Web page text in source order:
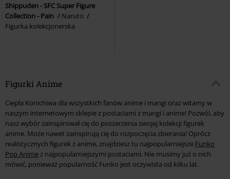
Shippuden - SFC Super Figure
Collection - Pain
Naruto
Figurka kolekcjonerska
Figurki Anime
Ciepła Konichiwa dla wszystkich fanów anime i mangi oraz witamy w
naszym internetowym sklepie z postaciami z mangi i anime! Pozwól, aby
nasz wybór zainspirował cię do poszerzenia swojej kolekcji figurek
anime. Może nawet zainspirują cię do rozpoczęcia zbierania! Oprócz
realistycznych figurek z anime, znajdziesz tu najpopularniejsze Funko
Pop Animez najpopularniejszymi postaciami. Nie musimy już o nich
mówić, ponieważ popularność Funko jest oczywista od kilku lat.